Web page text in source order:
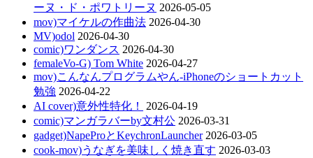
ーヌ・ド・ポワトリーヌ 2026-05-05
mov)マイケルの作曲法 2026-04-30
MV)odol 2026-04-30
comic)ワンダンス 2026-04-30
femaleVo-G) Tom White 2026-04-27
mov)こんなんプログラムやん-iPhoneのショートカット
勉強 2026-04-22
AI cover)意外性特化！
2026-04-19
comic)マンガラバーby文村公 2026-03-31
gadget)NapeProとKeychronLauncher 2026-03-05
cook-mov)うなぎを美味しく焼き直す 2026-03-03